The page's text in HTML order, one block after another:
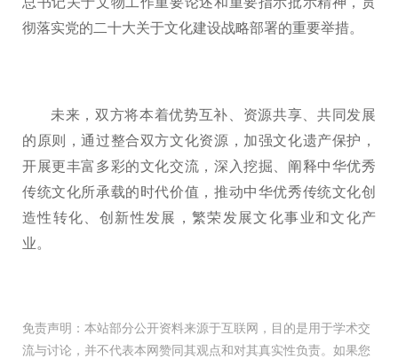
彻落实党的二十大关于文化建设战略部署的重要举措。
未来，双方将本着优势互补、资源共享、共同发展
的原则，通过整合双方文化资源，加强文化遗产保护，
开展更丰富多彩的文化交流，深入挖掘、阐释中华优秀
传统文化所承载的时代价值，推动中华优秀传统文化创
造性转化、创新性发展，繁荣发展文化事业和文化产
业。
免责声明：本站部分公开资料来源于互联网，目的是用于学术交
流与讨论，并不代表本网赞同其观点和对其真实性负责。如果您